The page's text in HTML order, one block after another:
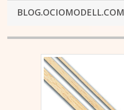
BLOG.OCIOMODELL.COM